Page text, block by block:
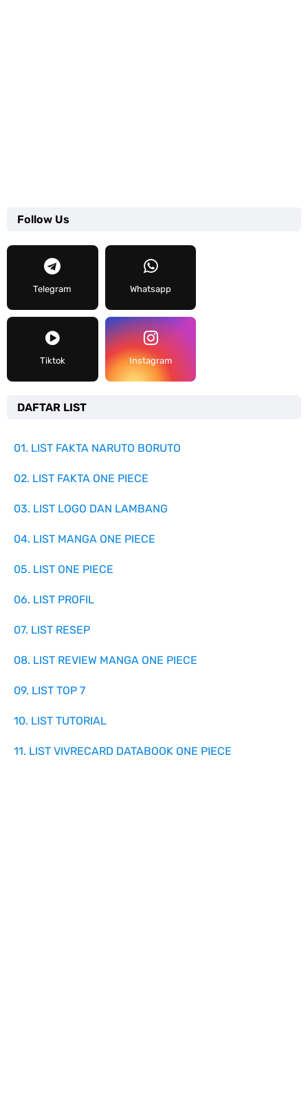
Follow Us
Telegram Whatsapp
Tiktok Instagram
DAFTAR LIST
01. LIST FAKTA NARUTO BORUTO
02. LIST FAKTA ONE PIECE
03. LIST LOGO DAN LAMBANG
04. LIST MANGA ONE PIECE
05. LIST ONE PIECE
06. LIST PROFIL
07. LIST RESEP
08. LIST REVIEW MANGA ONE PIECE
09. LIST TOP 7
10. LIST TUTORIAL
11. LIST VIVRECARD DATABOOK ONE PIECE